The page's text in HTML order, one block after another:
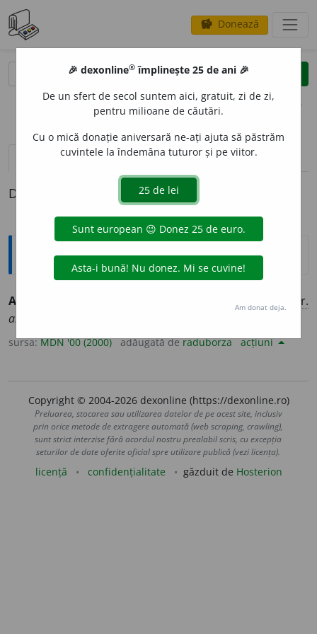
savings Donează
clear
opțiuni
definiții (1) pronunțievolume_up (4)
Definiția cu ID-ul 447239:
Explicative DEX
ALPIN
fr.
alpiniste
sursa:MDN '00 (2000) adăugată deraduborza acțiuni
Copyright © 2004-2026 dexonline (https://dexonline.ro)
Preluarea, stocarea sau utilizarea datelor de pe acest site, inclusiv
prin orice metode de extragere automată (web scraping, crawling),
sunt strict interzise fără acordul nostru prealabil scris, cu excepția
seturilor de date oferite oficial spre utilizare publică (vezi licența).
licență confidențialitate găzduit de Hosterion
🎉 dexonline® împlinește 25 de ani 🎉
De un sfert de secol suntem aici, gratuit, zi de zi,
pentru milioane de căutări.
Cu o mică donație aniversară ne-ați ajuta să păstrăm
cuvintele la îndemâna tuturor și pe viitor.
Am donat deja.